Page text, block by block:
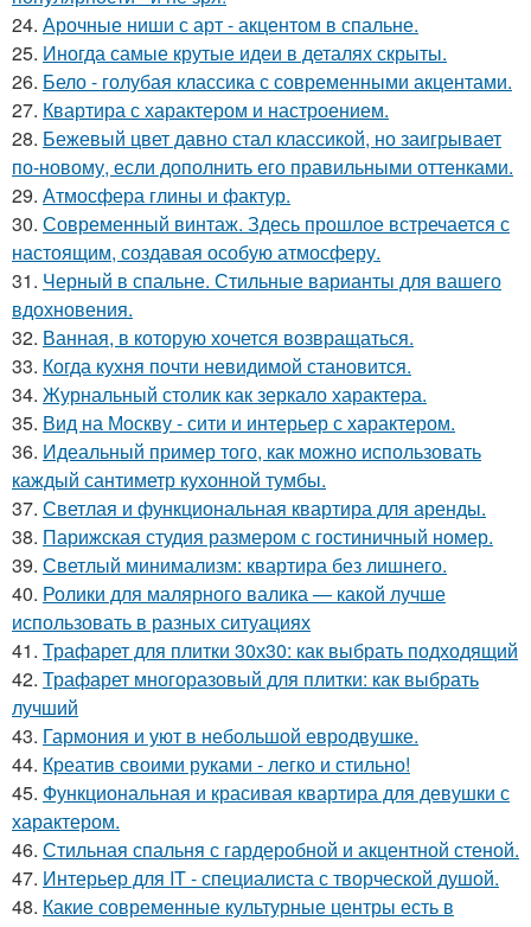
24. Арочные ниши с арт - акцентом в спальне.
25. Иногда самые крутые идеи в деталях скрыты.
26. Бело - голубая классика с современными акцентами.
27. Квартира с характером и настроением.
28. Бежевый цвет давно стал классикой, но заигрывает
по-новому, если дополнить его правильными оттенками.
29. Атмосфера глины и фактур.
30. Современный винтаж. Здесь прошлое встречается с
настоящим, создавая особую атмосферу.
31. Черный в спальне. Стильные варианты для вашего
вдохновения.
32. Ванная, в которую хочется возвращаться.
33. Когда кухня почти невидимой становится.
34. Журнальный столик как зеркало характера.
35. Вид на Москву - сити и интерьер с характером.
36. Идеальный пример того, как можно использовать
каждый сантиметр кухонной тумбы.
37. Светлая и функциональная квартира для аренды.
38. Парижская студия размером с гостиничный номер.
39. Светлый минимализм: квартира без лишнего.
40. Ролики для малярного валика — какой лучше
использовать в разных ситуациях
41. Трафарет для плитки 30х30: как выбрать подходящий
42. Трафарет многоразовый для плитки: как выбрать
лучший
43. Гармония и уют в небольшой евродвушке.
44. Креатив своими руками - легко и стильно!
45. Функциональная и красивая квартира для девушки с
характером.
46. Стильная спальня с гардеробной и акцентной стеной.
47. Интерьер для IT - специалиста с творческой душой.
48. Какие современные культурные центры есть в